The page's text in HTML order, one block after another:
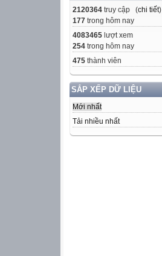
2120364 truy cập (chi tiết)
177 trong hôm nay
4083465 lượt xem
254 trong hôm nay
475 thành viên
SẮP XẾP DỮ LIỆU
Mới nhất
Tải nhiều nhất